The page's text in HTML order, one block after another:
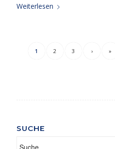
Weiterlesen
1 2 3 › »
SUCHE